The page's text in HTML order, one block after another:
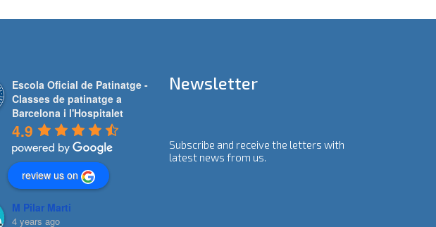
Escola Oficial de Patinatge -
Classes de patinatge a
Barcelona i l'Hospitalet
4.9
review us on
M Pilar Marti
4 years ago
Newsletter
Subscribe and receive the letters with
latest news from us.